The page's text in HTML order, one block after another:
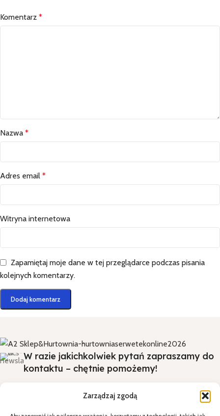
Zarządzaj zgodą
Komentarz *
Nazwa *
Adres email *
Witryna internetowa
Zapamiętaj moje dane w tej przeglądarce podczas pisania
kolejnych komentarzy.
W razie jakichkolwiek pytań zapraszamy do
kontaktu – chętnie pomożemy!